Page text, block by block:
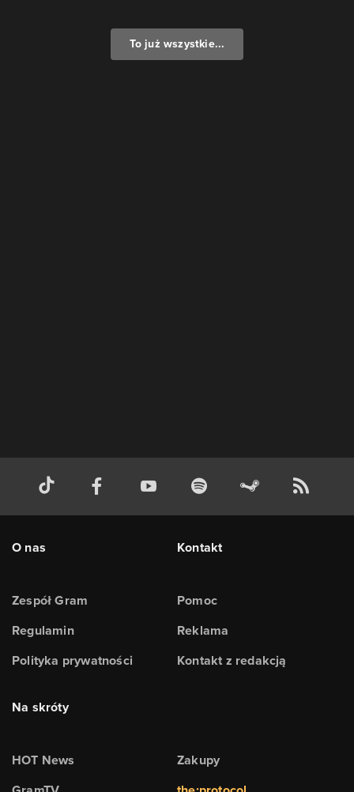
To już wszystkie...
O nas
Zespół Gram
Regulamin
Polityka prywatności
Kontakt
Pomoc
Reklama
Kontakt z redakcją
Na skróty
HOT News
Zakupy